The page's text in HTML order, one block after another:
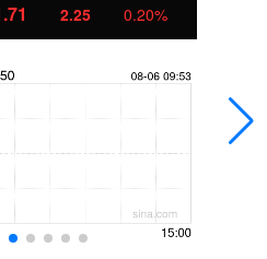
2.25 0.20%